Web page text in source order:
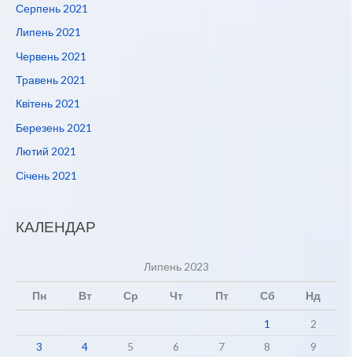
Серпень 2021
Липень 2021
Червень 2021
Травень 2021
Квітень 2021
Березень 2021
Лютий 2021
Січень 2021
КАЛЕНДАР
Липень 2023
Пн Вт Ср Чт Пт Сб Нд
1
2
3
4 5 6 7 8
9